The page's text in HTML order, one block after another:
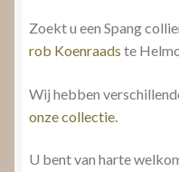
Zoekt u een Spang
rob Koenraads te
Wij hebben
onze collectie.
U bent van harte